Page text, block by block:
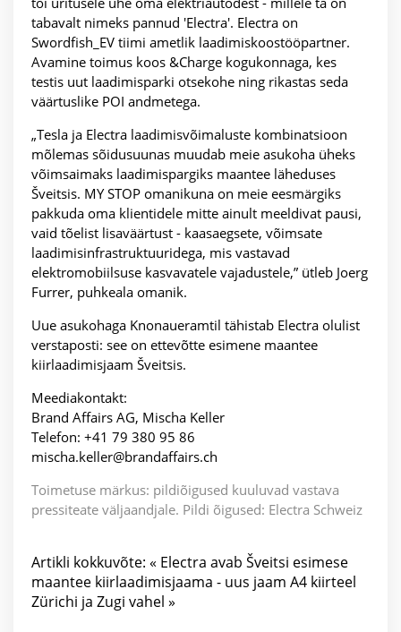
tabavalt nimeks pannud 'Electra'. Electra on
Swordfish_EV tiimi ametlik laadimiskoostööpartner.
Avamine toimus koos &Charge kogukonnaga, kes
testis uut laadimisparki otsekohe ning rikastas seda
väärtuslike POI andmetega.
„Tesla ja Electra laadimisvõimaluste kombinatsioon
mõlemas sõidusuunas muudab meie asukoha üheks
võimsaimaks laadimispargiks maantee läheduses
Šveitsis. MY STOP omanikuna on meie eesmärgiks
pakkuda oma klientidele mitte ainult meeldivat pausi,
vaid tõelist lisaväärtust - kaasaegsete, võimsate
laadimisinfrastruktuuridega, mis vastavad
elektromobiilsuse kasvavatele vajadustele,” ütleb Joerg
Furrer, puhkeala omanik.
Uue asukohaga Knonaueramtil tähistab Electra olulist
verstaposti: see on ettevõtte esimene maantee
kiirlaadimisjaam Šveitsis.
Meediakontakt:
Brand Affairs AG, Mischa Keller
Telefon: +41 79 380 95 86
mischa.keller@brandaffairs.ch
Toimetuse märkus: pildiõigused kuuluvad vastava
pressiteate väljaandjale. Pildi õigused: Electra Schweiz
Artikli kokkuvõte: « Electra avab Šveitsi esimese
maantee kiirlaadimisjaama - uus jaam A4 kiirteel
Zürichi ja Zugi vahel »